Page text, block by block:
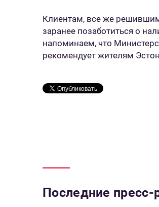
Клиентам, все же
заранее позаботиться о
напоминаем, что
рекомендует жителям
Последние пресс-